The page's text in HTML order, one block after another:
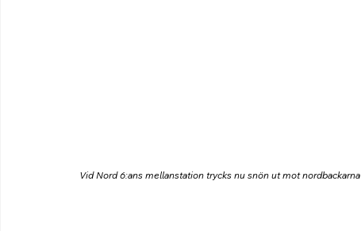
Vid Nord 6:ans mellanstation trycks nu snön ut mot nordbackarna